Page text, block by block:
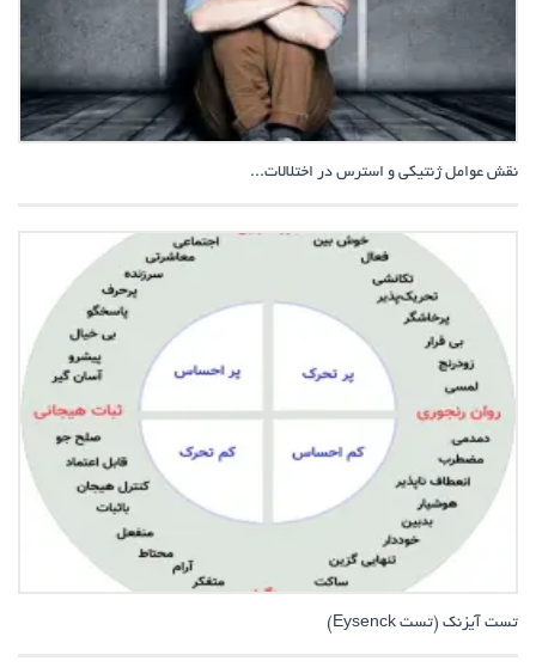
نقش عوامل ژنتیکی و استرس‌ در اختلالات...
تست آیزنک (تست Eysenck)